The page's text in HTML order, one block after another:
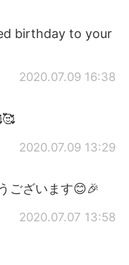
birthday to your
2020.07.09 16:38
2020.07.09 13:29
ございます😊🎉
2020.07.07 13:58